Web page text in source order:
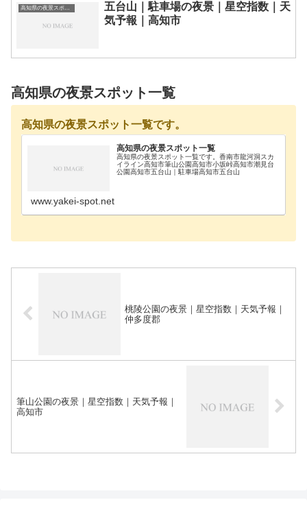
高知県の夜景スポット一覧
五台山｜駐車場の夜景｜星空指数｜天
気予報｜高知市
高知県の夜景スポット一覧
高知県の夜景スポット一覧です。
高知県の夜景スポット一覧
高知県の夜景スポット一覧です。香南市龍河洞スカ
イライン高知市筆山公園高知市小坂峠高知市潮見台
公園高知市五台山｜駐車場高知市五台山
www.yakei-spot.net
桃陵公園の夜景｜星空指数｜天気予報｜
仲多度郡
筆山公園の夜景｜星空指数｜天気予報｜
高知市